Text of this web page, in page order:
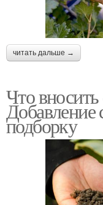
читать дальше →
Что
Добавление
подборку